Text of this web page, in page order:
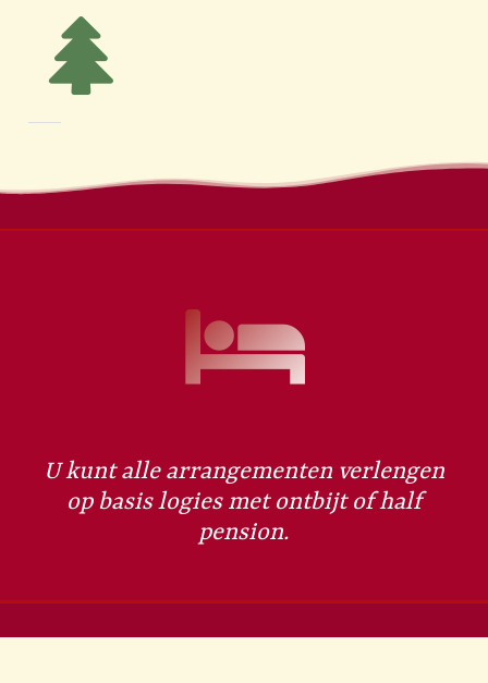
U kunt alle arrangementen verlengen
op basis logies met ontbijt of half
pension.